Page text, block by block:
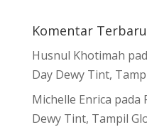
Komentar Terbaru
Husnul Khotimah
Day Dewy Tint,
Michelle Enrica pada
Dewy Tint, Tampil